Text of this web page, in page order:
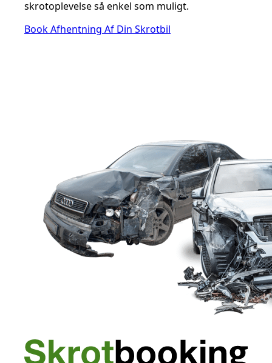
skrotoplevelse så enkel som muligt.
Book Afhentning Af Din Skrotbil